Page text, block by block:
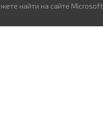
найти на сайте Microsoft